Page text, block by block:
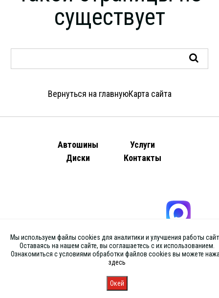
существует
Вернуться на главнуюКарта сайта
Автошины
Диски
Услуги
Контакты
Запись
Мы используем файлы cookies для аналитики и улучшения работы
Оставаясь на нашем сайте, вы соглашаетесь с их использованием.
Ознакомиться с условиями обработки файлов cookies вы можете
здесь
Окей